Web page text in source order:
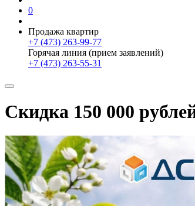
0
Продажа квартир
+7 (473) 263-99-77
Горячая линия (прием заявлений)
+7 (473) 263-55-31
Скидка 150 000